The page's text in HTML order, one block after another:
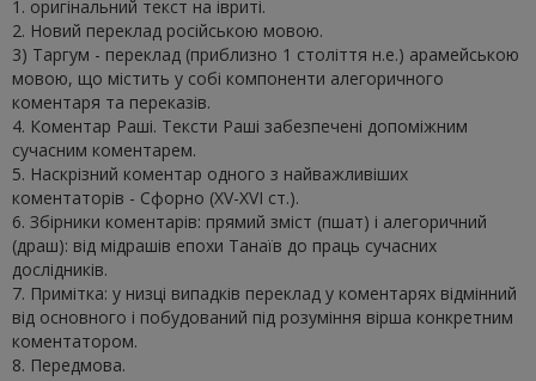
1. оригінальний текст на івриті.
2. Новий переклад російською мовою.
3) Таргум - переклад (приблизно 1 століття н.е.) арамейською
мовою, що містить у собі компоненти алегоричного
коментаря та переказів.
4. Коментар Раші. Тексти Раші забезпечені допоміжним
сучасним коментарем.
5. Наскрізний коментар одного з найважливіших
коментаторів - Сфорно (XV-XVI ст.).
6. Збірники коментарів: прямий зміст (пшат) і алегоричний
(драш): від мідрашів епохи Танаїв до праць сучасних
дослідників.
7. Примітка: у низці випадків переклад у коментарях відмінний
від основного і побудований під розуміння вірша конкретним
коментатором.
8. Передмова.